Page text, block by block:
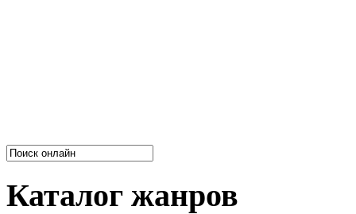
Каталог жанров